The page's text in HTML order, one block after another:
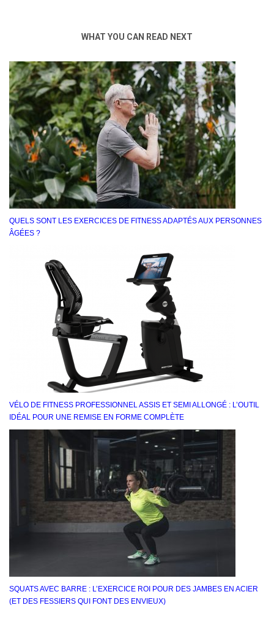
WHAT YOU CAN READ NEXT
QUELS SONT LES EXERCICES DE FITNESS ADAPTÉS AUX PERSONNES
ÂGÉES ?
VÉLO DE FITNESS PROFESSIONNEL ASSIS ET SEMI ALLONGÉ : L’OUTIL
IDÉAL POUR UNE REMISE EN FORME COMPLÈTE
SQUATS AVEC BARRE : L’EXERCICE ROI POUR DES JAMBES EN ACIER
(ET DES FESSIERS QUI FONT DES ENVIEUX)